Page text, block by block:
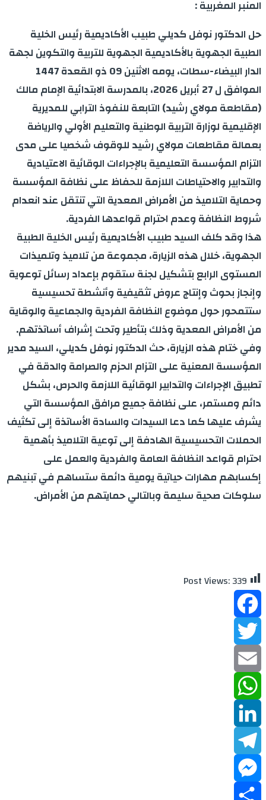
المنبر المغربية :
حل الدكتور نوفل كديلي طبيب الأكاديمية رئيس الخلية
الطبية الجهوية بالأكاديمية الجهوية للتربية والتكوين لجهة
الدار البيضاء-سطات، يومه الاثنين 09 ذو القعدة 1447
الموافق ل 27 أبريل 2026، بالمدرسة الابتدائية الإمام مالك
(مقاطعة مولاي رشيد) التابعة للنفوذ الترابي للمديرية
الإقليمية لوزارة التربية الوطنية والتعليم الأولي والرياضة
بعمالة مقاطعات مولاي رشيد للوقوف شخصيا على مدى
التزام المؤسسة التعليمية بالإجراءات الوقائية الاعتيادية
والتدابير والاحتياطات اللازمة للحفاظ على نظافة المؤسسة
وحماية التلاميذ من الأمراض المعدية التي تنتقل عند انعدام
شروط النظافة وعدم احترام قواعدها الفردية.
هذا وقد كلف السيد طبيب الأكاديمية رئيس الخلية الطبية
الجهوية، خلال هذه الزيارة، مجموعة من تلاميذ وتلميذات
المستوى الرابع بتشكيل لجنة ستقوم بإعداد رسائل توعوية
وإنجاز بحوث وإنتاج عروض تثقيفية وأنشطة تحسيسية
ستتمحور حول موضوع النظافة الفردية والجماعية والوقاية
من الأمراض المعدية وذلك بتأطير وتحت إشراف أساتذتهم.
وفي ختام هذه الزيارة، حث الدكتور نوفل كديلي، السيد مدير
المؤسسة المعنية على التزام الحزم والصرامة والدقة في
تطبيق الإجراءات والتدابير الوقائية اللازمة والحرص، بشكل
دائم ومستمر، على نظافة جميع مرافق المؤسسة التي
يشرف عليها كما دعا السيدات والسادة الأساتذة إلى تكثيف
الحملات التحسيسية الهادفة إلى توعية التلاميذ بأهمية
احترام قواعد النظافة العامة والفردية والعمل على
إكسابهم مهارات حياتية يومية دائمة ستساهم في تبنيهم
سلوكات صحية سليمة وبالتالي حمايتهم من الأمراض.
Post Views:339
Facebook
Twitter
Email
WhatsApp
LinkedIn
Telegram
Messenger